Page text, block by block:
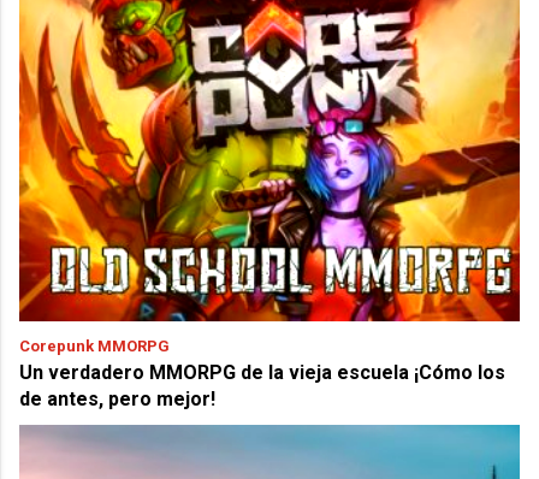
Corepunk MMORPG
Un verdadero MMORPG de la vieja escuela ¡Cómo los
de antes, pero mejor!